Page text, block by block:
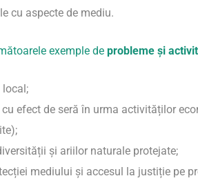
cu aspecte de mediu.
exemple de probleme și
local;
efect de seră în urma activităților
și ariilor naturale protejate;
mediului și accesul la justiție pe